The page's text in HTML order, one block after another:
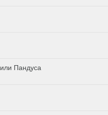
Пандуса